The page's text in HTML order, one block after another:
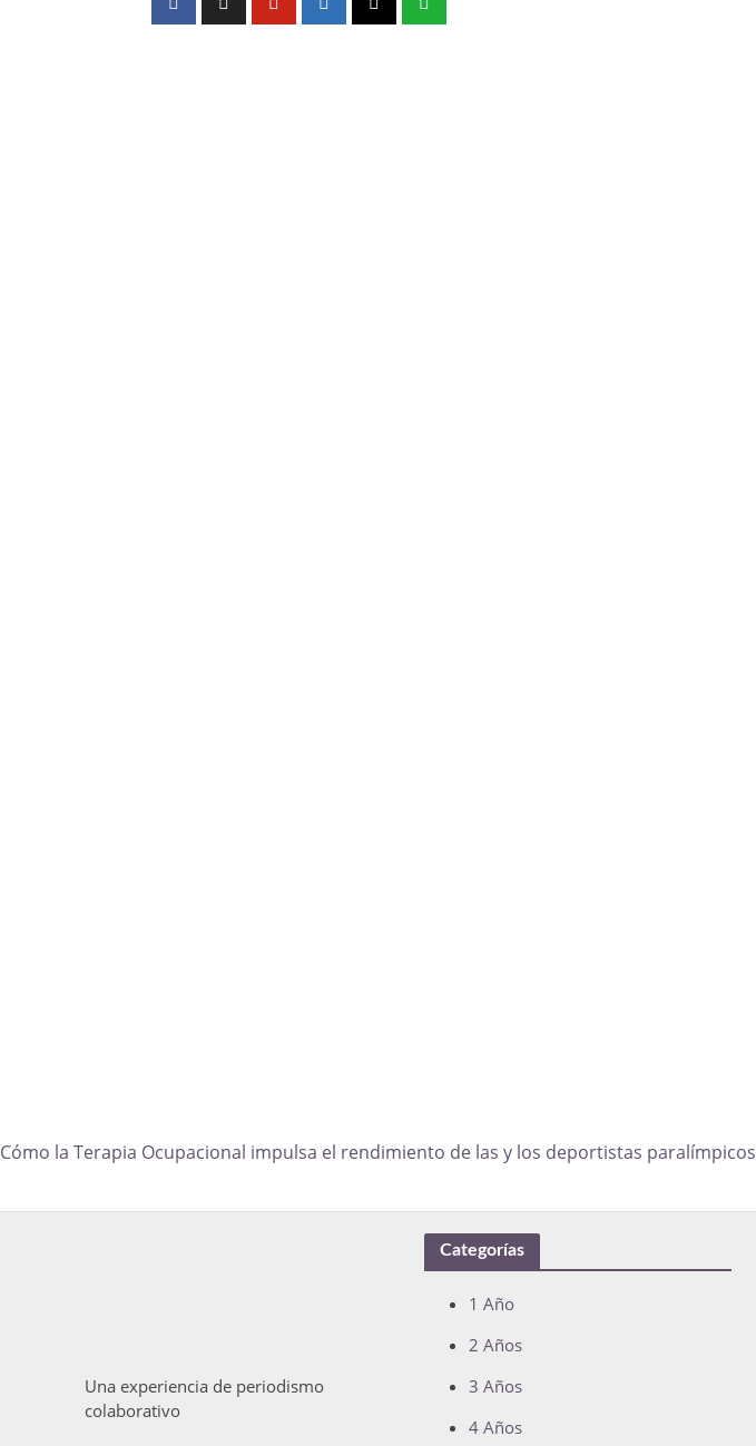
Cómo la Terapia Ocupacional impulsa el rendimiento de las y los deportistas paralímpicos
Una experiencia de periodismo
colaborativo
Categorías
1 Año
2 Años
3 Años
4 Años